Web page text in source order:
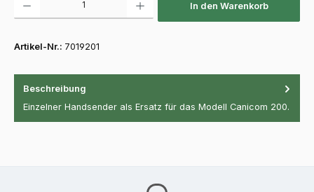
In den Warenkorb
Artikel-Nr.: 7019201
Beschreibung
Einzelner Handsender als Ersatz für das Modell Canicom 200.